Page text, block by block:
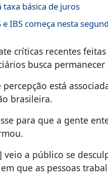
básica de juros
IBS começa nesta
críticas recentes
busca permanecer
está
brasileira.
para que a gente
a público se
que as pessoas